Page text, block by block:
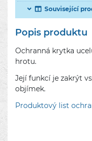
Související
Popis produktu
Ochranná krytka
hrotu.
Její funkcí je zakrýt
objímek.
Produktový list